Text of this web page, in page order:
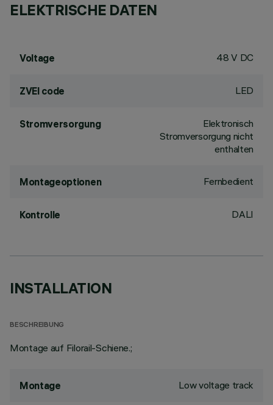
ELEKTRISCHE DATEN
Voltage 48 V DC
ZVEI code LED
Stromversorgung
Elektronisch
Stromversorgung nicht
enthalten
Montageoptionen Fernbedient
Kontrolle DALI
INSTALLATION
BESCHREIBUNG
Montage auf Filorail-Schiene.;
Montage Low voltage track